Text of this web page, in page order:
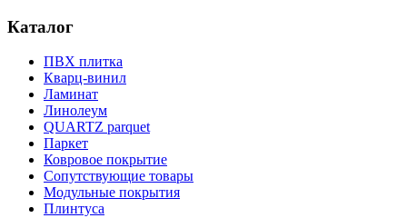
Каталог
ПВХ плитка
Кварц-винил
Ламинат
Линолеум
QUARTZ parquet
Паркет
Ковровое покрытие
Сопутствующие товары
Модульные покрытия
Плинтуса